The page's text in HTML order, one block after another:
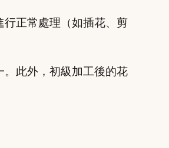
正常處理（如插花、剪
此外，初級加工後的花